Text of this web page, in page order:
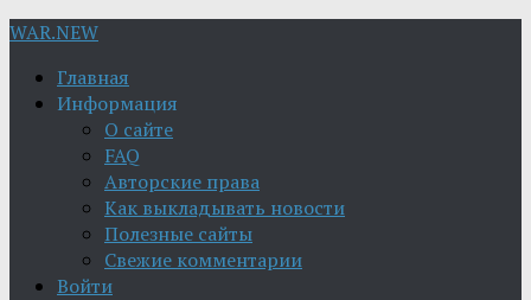
WAR.NEW
Главная
Информация
О сайте
FAQ
Авторские права
Как выкладывать новости
Полезные сайты
Свежие комментарии
Войти